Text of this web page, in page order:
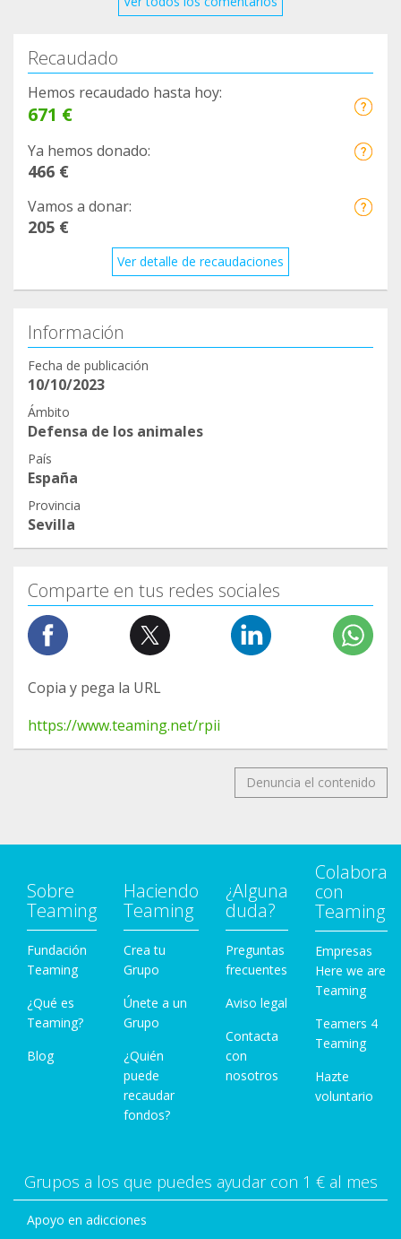
-Romina (22/02)
-Chinita (29/02)
-Linda (07/03)
-Mora(06/05)
✨️GAT@S ESTERILIZAD@S Y RESCATAD@S✨️
-Poppy (09/02)
-Suerte (25/02)
-Grey (04/03)
-Negrito (11/03)
Recaudado
Hemos recaudado hasta hoy:
671 €
Ya hemos donado:
466 €
Vamos a donar:
205 €
Ver detalle de recaudaciones
Información
Fecha de publicación
10/10/2023
Ámbito
Defensa de los animales
País
España
Provincia
Sevilla
Comparte en tus redes sociales
Copia y pega la URL
https://www.teaming.net/rpii
Denuncia el contenido
Sobre
Teaming
Fundación
Teaming
¿Qué es
Teaming?
Blog
Haciendo
Teaming
Crea tu
Grupo
Únete a un
Grupo
¿Quién
puede
recaudar
fondos?
¿Alguna
duda?
Preguntas
frecuentes
Aviso legal
Contacta
con
nosotros
Colabora
con
Teaming
Empresas
Here we are
Teaming
Teamers 4
Teaming
Hazte
voluntario
Grupos a los que puedes ayudar con 1 € al mes
Apoyo en adicciones